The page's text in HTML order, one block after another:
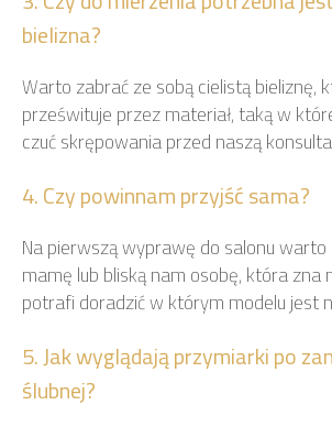
bielizna?
Warto zabrać ze sobą cielistą bieliznę,
prześwituje przez materiał, taką w
czuć skrępowania przed naszą
4. Czy powinnam przyjść sama?
Na pierwszą wyprawę do salonu warto
mamę lub bliską nam osobę, która zna
potrafi doradzić w którym modelu jest
5. Jak wyglądają przymiarki po
ślubnej?